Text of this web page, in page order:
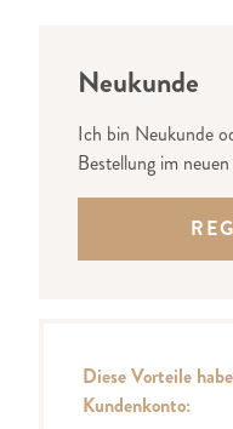
Neukunde
Ich bin Neukunde
Bestellung im
Diese Vorteile
Kundenkonto: